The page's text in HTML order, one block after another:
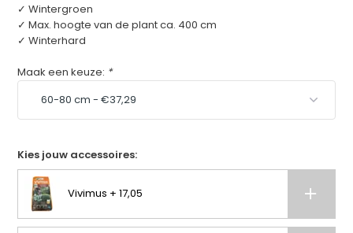
✓ Wintergroen
✓ Max. hoogte van de plant ca. 400 cm
✓ Winterhard
Maak een keuze: *
Kies jouw accessoires:
Vivimus + 17,05